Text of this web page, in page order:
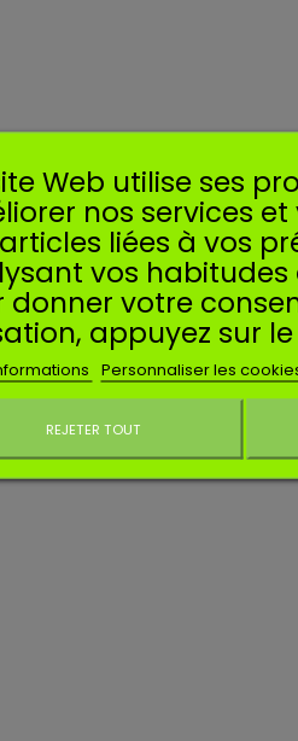
Web utilise ses
nos services
liées à vos
vos habitudes
donner votre
appuyez sur
Personnaliser les
REJETER TOUT